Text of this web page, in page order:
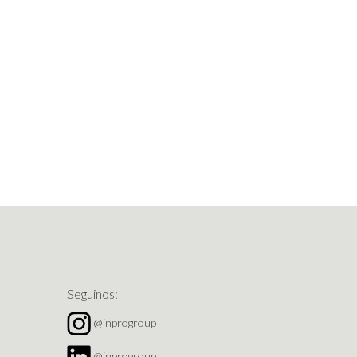
Seguinos:
@inprogroup